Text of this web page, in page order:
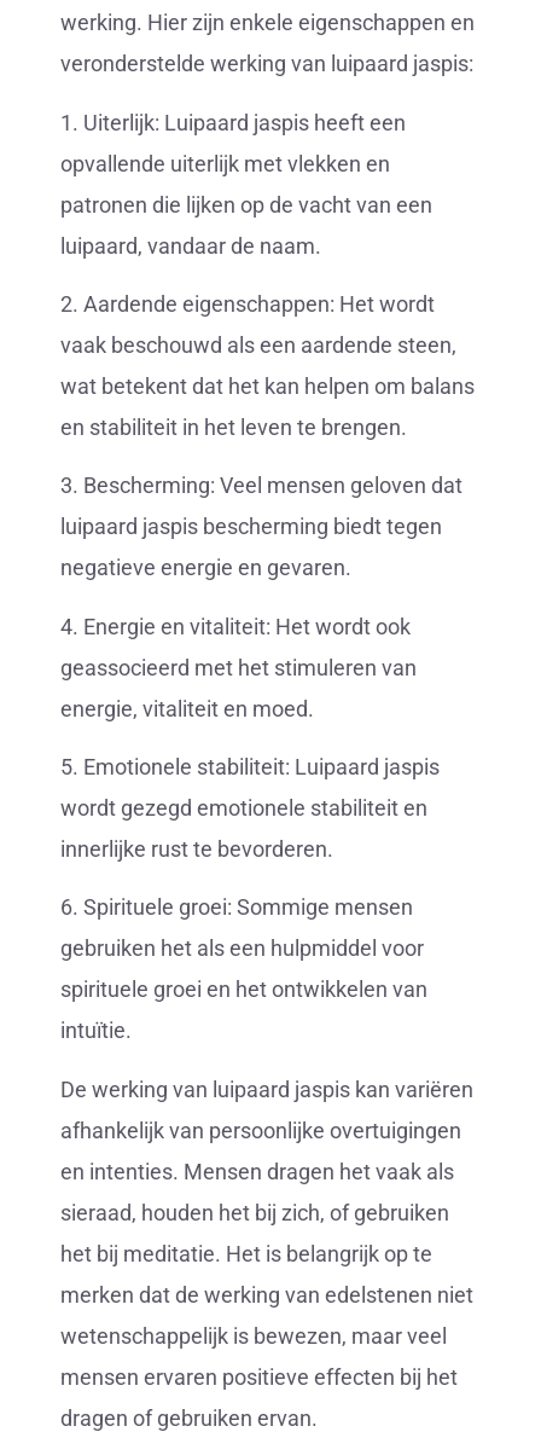
werking. Hier zijn enkele eigenschappen en
veronderstelde werking van luipaard jaspis:
1. Uiterlijk: Luipaard jaspis heeft een
opvallende uiterlijk met vlekken en
patronen die lijken op de vacht van een
luipaard, vandaar de naam.
2. Aardende eigenschappen: Het wordt
vaak beschouwd als een aardende steen,
wat betekent dat het kan helpen om balans
en stabiliteit in het leven te brengen.
3. Bescherming: Veel mensen geloven dat
luipaard jaspis bescherming biedt tegen
negatieve energie en gevaren.
4. Energie en vitaliteit: Het wordt ook
geassocieerd met het stimuleren van
energie, vitaliteit en moed.
5. Emotionele stabiliteit: Luipaard jaspis
wordt gezegd emotionele stabiliteit en
innerlijke rust te bevorderen.
6. Spirituele groei: Sommige mensen
gebruiken het als een hulpmiddel voor
spirituele groei en het ontwikkelen van
intuïtie.
De werking van luipaard jaspis kan variëren
afhankelijk van persoonlijke overtuigingen
en intenties. Mensen dragen het vaak als
sieraad, houden het bij zich, of gebruiken
het bij meditatie. Het is belangrijk op te
merken dat de werking van edelstenen niet
wetenschappelijk is bewezen, maar veel
mensen ervaren positieve effecten bij het
dragen of gebruiken ervan.